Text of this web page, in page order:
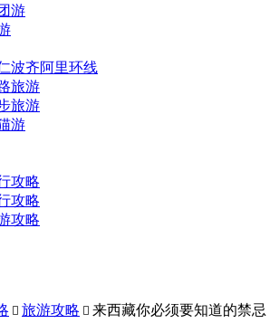
游
波齐阿里环线
旅游
旅游
游
攻略
攻略
攻略
 旅游攻略  来西藏你必须要知道的禁忌